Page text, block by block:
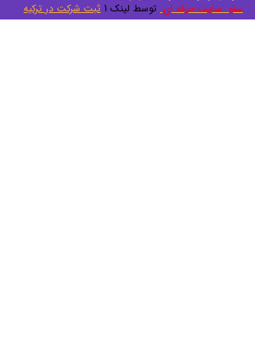
سئو سایت حرفه ای توسط لینک 1 ثبت شرکت در ترکیه